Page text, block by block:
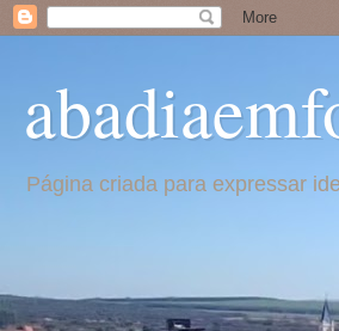
Página criada para expressar